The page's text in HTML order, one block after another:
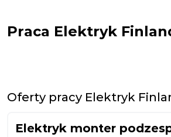
Praca Elektryk
Oferty pracy Elektryk
Elektryk monter